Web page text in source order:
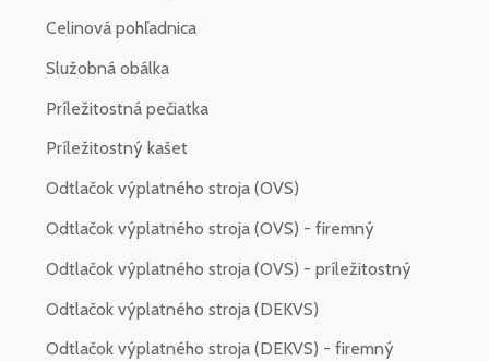
Celinová pohľadnica
Služobná obálka
Príležitostná pečiatka
Príležitostný kašet
Odtlačok výplatného stroja (OVS)
Odtlačok výplatného stroja (OVS) - firemný
Odtlačok výplatného stroja (OVS) - príležitostný
Odtlačok výplatného stroja (DEKVS)
Odtlačok výplatného stroja (DEKVS) - firemný